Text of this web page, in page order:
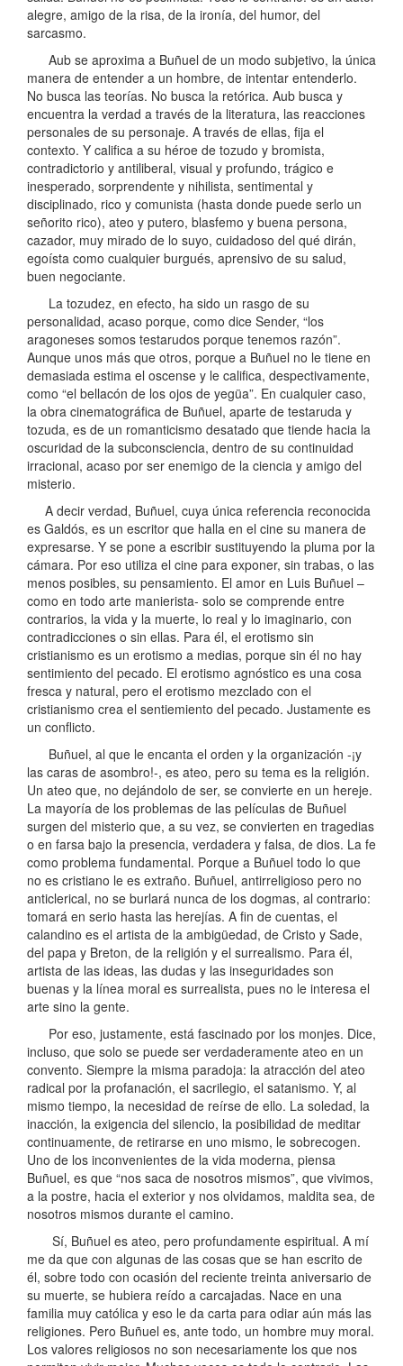
alegre, amigo de la risa, de la ironía, del humor, del
sarcasmo.
Aub se aproxima a Buñuel de un modo subjetivo, la única
manera de entender a un hombre, de intentar entenderlo.
No busca las teorías. No busca la retórica. Aub busca y
encuentra la verdad a través de la literatura, las reacciones
personales de su personaje. A través de ellas, fija el
contexto. Y califica a su héroe de tozudo y bromista,
contradictorio y antiliberal, visual y profundo, trágico e
inesperado, sorprendente y nihilista, sentimental y
disciplinado, rico y comunista (hasta donde puede serlo un
señorito rico), ateo y putero, blasfemo y buena persona,
cazador, muy mirado de lo suyo, cuidadoso del qué dirán,
egoísta como cualquier burgués, aprensivo de su salud,
buen negociante.
La tozudez, en efecto, ha sido un rasgo de su
personalidad, acaso porque, como dice Sender, “los
aragoneses somos testarudos porque tenemos razón”.
Aunque unos más que otros, porque a Buñuel no le tiene en
demasiada estima el oscense y le califica, despectivamente,
como “el bellacón de los ojos de yegüa”. En cualquier caso,
la obra cinematográfica de Buñuel, aparte de testaruda y
tozuda, es de un romanticismo desatado que tiende hacia la
oscuridad de la subconsciencia, dentro de su continuidad
irracional, acaso por ser enemigo de la ciencia y amigo del
misterio.
A decir verdad, Buñuel, cuya única referencia reconocida
es Galdós, es un escritor que halla en el cine su manera de
expresarse. Y se pone a escribir sustituyendo la pluma por la
cámara. Por eso utiliza el cine para exponer, sin trabas, o las
menos posibles, su pensamiento. El amor en Luis Buñuel –
como en todo arte manierista- solo se comprende entre
contrarios, la vida y la muerte, lo real y lo imaginario, con
contradicciones o sin ellas. Para él, el erotismo sin
cristianismo es un erotismo a medias, porque sin él no hay
sentimiento del pecado. El erotismo agnóstico es una cosa
fresca y natural, pero el erotismo mezclado con el
cristianismo crea el sentiemiento del pecado. Justamente es
un conflicto.
Buñuel, al que le encanta el orden y la organización -¡y
las caras de asombro!-, es ateo, pero su tema es la religión.
Un ateo que, no dejándolo de ser, se convierte en un hereje.
La mayoría de los problemas de las películas de Buñuel
surgen del misterio que, a su vez, se convierten en tragedias
o en farsa bajo la presencia, verdadera y falsa, de dios. La fe
como problema fundamental. Porque a Buñuel todo lo que
no es cristiano le es extraño. Buñuel, antirreligioso pero no
anticlerical, no se burlará nunca de los dogmas, al contrario:
tomará en serio hasta las herejías. A fin de cuentas, el
calandino es el artista de la ambigüedad, de Cristo y Sade,
del papa y Breton, de la religión y el surrealismo. Para él,
artista de las ideas, las dudas y las inseguridades son
buenas y la línea moral es surrealista, pues no le interesa el
arte sino la gente.
Por eso, justamente, está fascinado por los monjes. Dice,
incluso, que solo se puede ser verdaderamente ateo en un
convento. Siempre la misma paradoja: la atracción del ateo
radical por la profanación, el sacrilegio, el satanismo. Y, al
mismo tiempo, la necesidad de reírse de ello. La soledad, la
inacción, la exigencia del silencio, la posibilidad de meditar
continuamente, de retirarse en uno mismo, le sobrecogen.
Uno de los inconvenientes de la vida moderna, piensa
Buñuel, es que “nos saca de nosotros mismos”, que vivimos,
a la postre, hacia el exterior y nos olvidamos, maldita sea, de
nosotros mismos durante el camino.
Sí, Buñuel es ateo, pero profundamente espiritual. A mí
me da que con algunas de las cosas que se han escrito de
él, sobre todo con ocasión del reciente treinta aniversario de
su muerte, se hubiera reído a carcajadas. Nace en una
familia muy católica y eso le da carta para odiar aún más las
religiones. Pero Buñuel es, ante todo, un hombre muy moral.
Los valores religiosos no son necesariamente los que nos